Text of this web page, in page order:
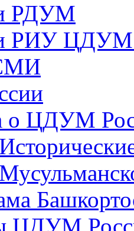
РДУМ
РИУ ЦДУМ
о ЦДУМ